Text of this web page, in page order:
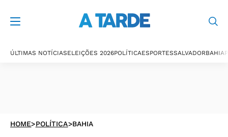
ÚLTIMAS NOTÍCIASELEIÇÕES 2026POLÍTICAESPORTESSALVADORBAHIA
HOME>POLÍTICA>BAHIA